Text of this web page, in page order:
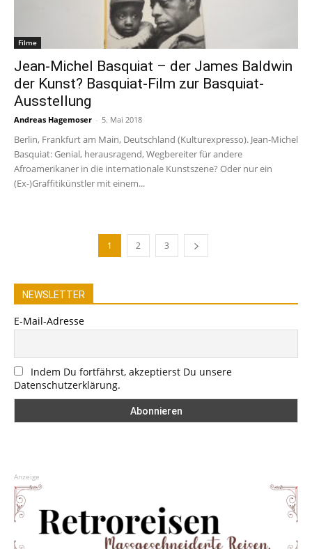
Filme
Jean-Michel Basquiat – der James Baldwin
der Kunst? Basquiat-Film zur Basquiat-
Ausstellung
Andreas Hagemoser - 5. Mai 2018
Berlin, Frankfurt am Main, Deutschland (Kulturexpresso). Jean-Michel
Basquiat: Genial, herausragend, Wegbereiter für andere
Afroamerikaner in die internationale Kunstszene? Oder nur ein
(Ex-)Graffitikünstler mit einem...
1 2 3
NEWSLETTER
E-Mail-Adresse
Indem Du fortfährst, akzeptierst Du unsere
Datenschutzerklärung.
Anzeige